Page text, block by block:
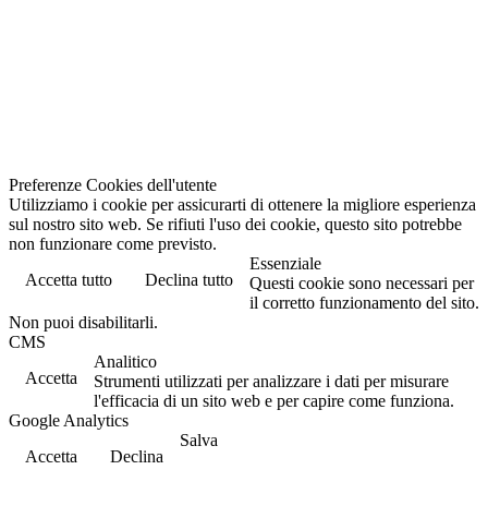
Preferenze Cookies dell'utente
Utilizziamo i cookie per assicurarti di ottenere la migliore esperienza
sul nostro sito web. Se rifiuti l'uso dei cookie, questo sito potrebbe
non funzionare come previsto.
Accetta tutto
Declina tutto
Essenziale
Questi cookie sono necessari per
il corretto funzionamento del sito.
Non puoi disabilitarli.
CMS
Accetta
Analitico
Strumenti utilizzati per analizzare i dati per misurare
l'efficacia di un sito web e per capire come funziona.
Google Analytics
Accetta
Declina
Salva